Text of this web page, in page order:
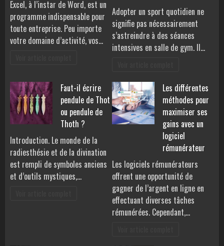
Excel, à l’instar de Word, est un
programme indispensable pour
toute entreprise. Peu importe
votre domaine d’activité, vos…
Adopter un sport quotidien ne
signifie pas nécessairement
s’astreindre à des séances
intensives en salle de gym. Il…
Faut-il écrire
pendule de Thot
ou pendule de
Thoth ?
Introduction. Le monde de la
radiesthésie et de la divination
est rempli de symboles anciens
et d’outils mystiques,…
Les différentes
méthodes pour
maximiser ses
gains avec un
logiciel
rémunérateur
Les logiciels rémunérateurs
offrent une opportunité de
gagner de l’argent en ligne en
effectuant diverses tâches
rémunérées. Cependant,…